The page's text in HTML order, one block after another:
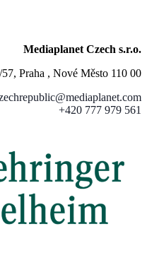
Mediaplanet Czech s.r.o.
Praha , Nové Město 110 00
+420 777 979 561